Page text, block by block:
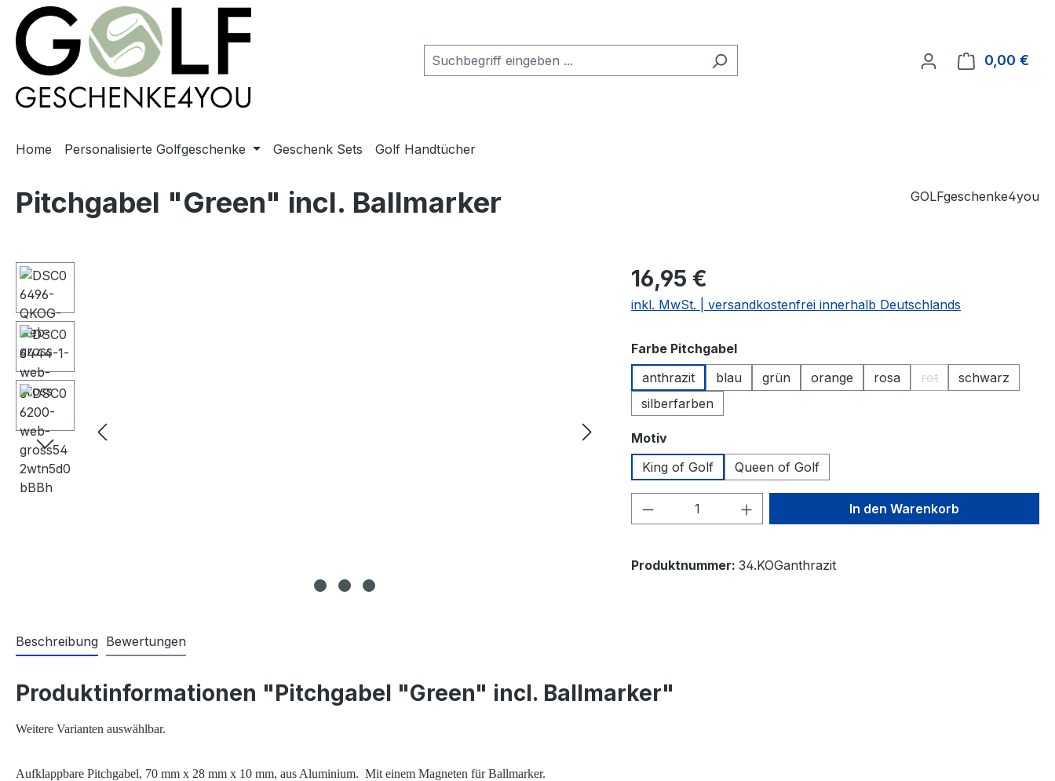
Zur Hauptnavigation springen
0,00 €
Home Personalisierte Golfgeschenke Geschenk Sets Golf Handtücher
Pitchgabel "Green" incl. Ballmarker GOLFgeschenke4you
Bildergalerie überspringen 16,95 €
inkl. MwSt. | versandkostenfrei innerhalb Deutschlands
Farbe Pitchgabelauswählen
anthrazit
blau grün orange rosa rot
(Diese Option ist
schwarz
silberfarben
Motivauswählen
King of Golf
Queen of Golf
Produkt Anzahl: Gib den gewünschten Wert
In den Warenkorb
Produktnummer: 34.KOGanthrazit
Beschreibung Bewertungen
Produktinformationen "Pitchgabel "Green" incl. Ballmarker"
Weitere Varianten auswählbar.
Aufklappbare Pitchgabel, 70 mm x 28 mm x 10 mm, aus Aluminium. Mit einem Magneten für Ballmarker.